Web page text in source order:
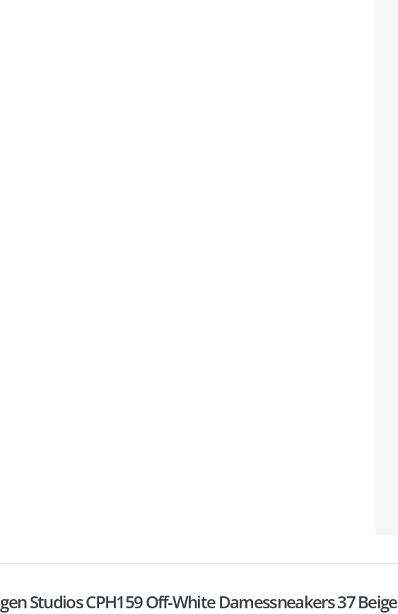
Studios CPH159 Off-White Damessneakers 37 Beige